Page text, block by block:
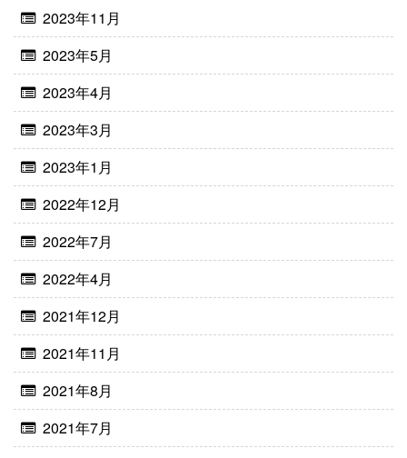
2023年11月
2023年5月
2023年4月
2023年3月
2023年1月
2022年12月
2022年7月
2022年4月
2021年12月
2021年11月
2021年8月
2021年7月